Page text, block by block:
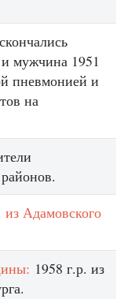
скончались
мужчина 1951
пневмонией и
на
Адамовского
1958 г.р. из